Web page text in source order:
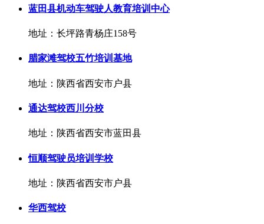
蓝田县机动车驾驶人教育培训中心
地址：长坪路青杨庄158号
腊家滩驾校五竹培训基地
地址：陕西省西安市户县
通达驾校西川分校
地址：陕西省西安市蓝田县
恒顺驾驶员培训学校
地址：陕西省西安市户县
华西驾校